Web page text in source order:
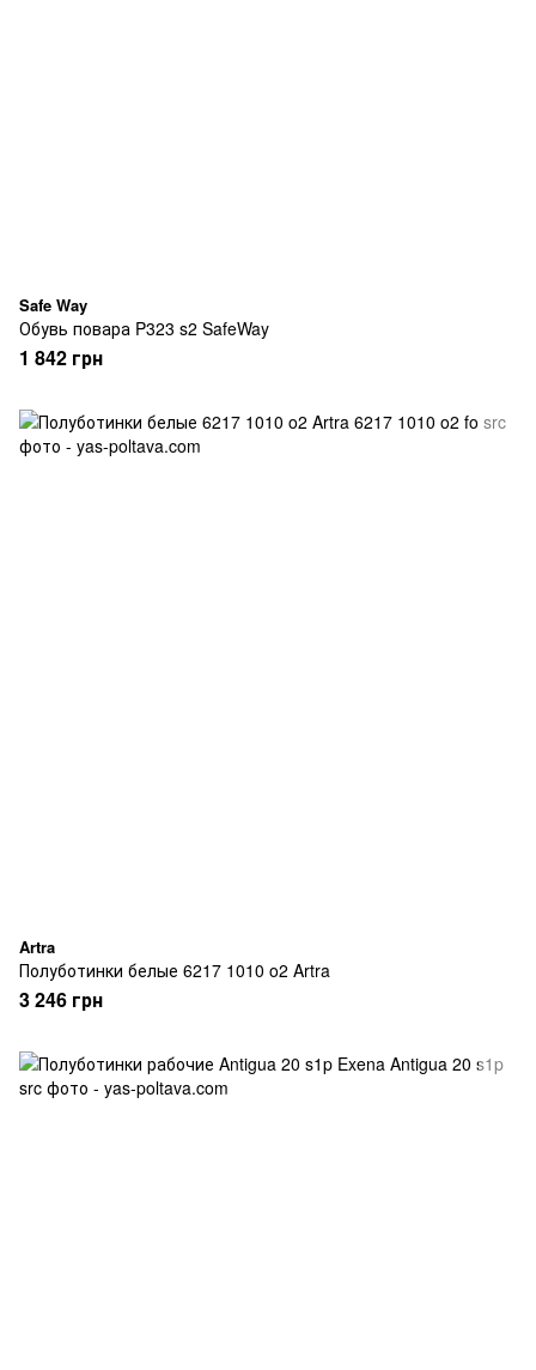
Safe Way
Обувь повара P323 s2 SafeWay
1 842 грн
Artra
Полуботинки белые 6217 1010 o2 Artra
3 246 грн